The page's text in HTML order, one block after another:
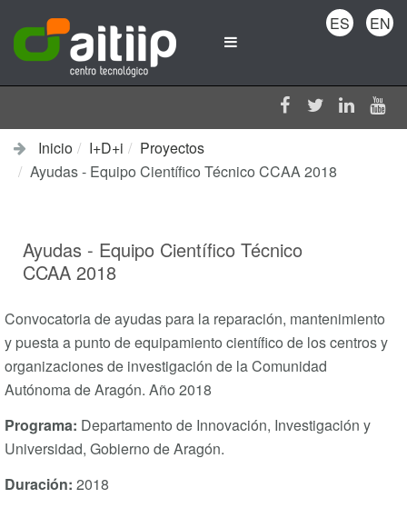
Inicio I+D+i
Proyectos
Ayudas - Equipo Científico Técnico CCAA 2018
Ayudas - Equipo Científico Técnico
CCAA 2018
Convocatoria de ayudas para la reparación, mantenimiento
y puesta a punto de equipamiento científico de los centros y
organizaciones de investigación de la Comunidad
Autónoma de Aragón. Año 2018
Programa: Departamento de Innovación, Investigación y
Universidad, Gobierno de Aragón.
Duración: 2018
ES EN